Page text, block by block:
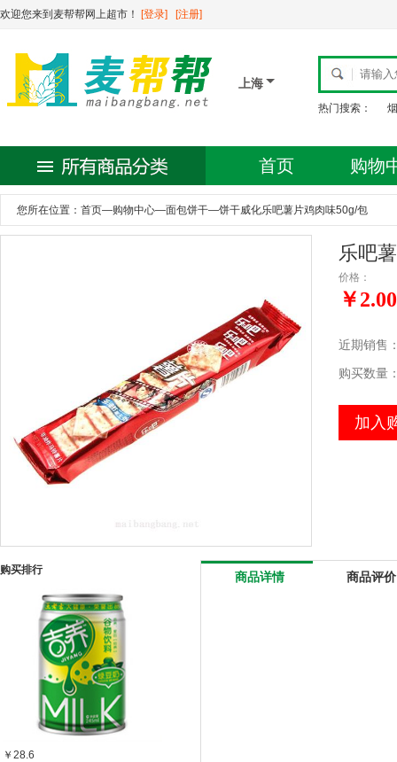
欢迎您来到麦帮帮网上超市！ [登录] [注册]
上海
热门搜索： 烟
首页 购物
您所在位置： 首页—购物中心—面包饼干—饼干威化乐吧薯片鸡肉味50g/包
乐吧
价格：
￥2.00
近期销售
购买数量
加入
购买排行
￥28.6
商品详情 商品评价